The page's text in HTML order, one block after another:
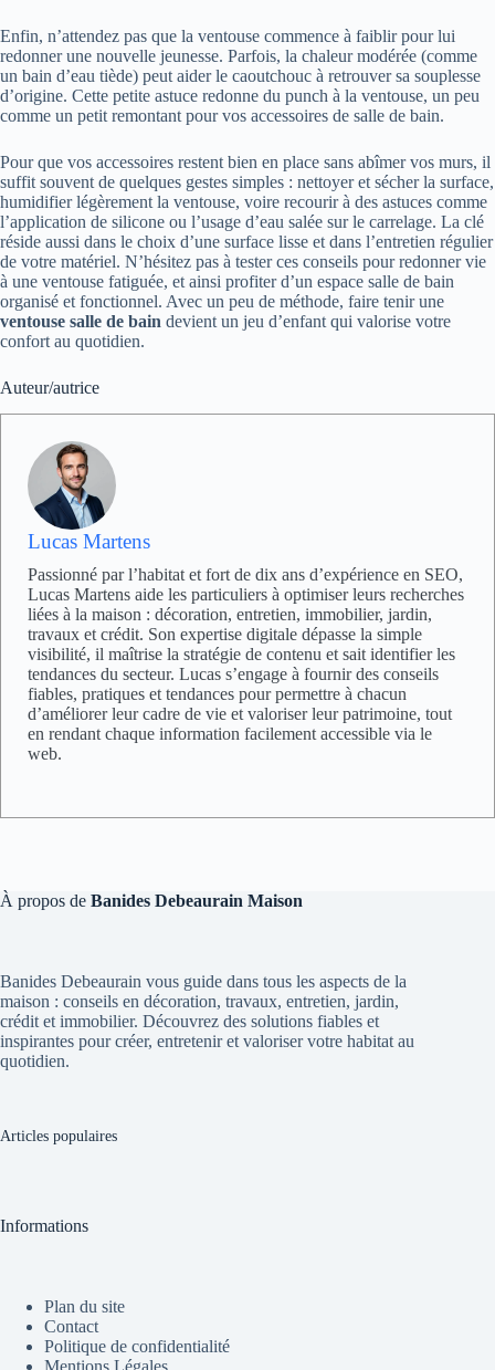
Enfin, n’attendez pas que la ventouse commence à faiblir pour lui
redonner une nouvelle jeunesse. Parfois, la chaleur modérée (comme
un bain d’eau tiède) peut aider le caoutchouc à retrouver sa souplesse
d’origine. Cette petite astuce redonne du punch à la ventouse, un peu
comme un petit remontant pour vos accessoires de salle de bain.
Pour que vos accessoires restent bien en place sans abîmer vos murs, il
suffit souvent de quelques gestes simples : nettoyer et sécher la surface,
humidifier légèrement la ventouse, voire recourir à des astuces comme
l’application de silicone ou l’usage d’eau salée sur le carrelage. La clé
réside aussi dans le choix d’une surface lisse et dans l’entretien régulier
de votre matériel. N’hésitez pas à tester ces conseils pour redonner vie
à une ventouse fatiguée, et ainsi profiter d’un espace salle de bain
organisé et fonctionnel. Avec un peu de méthode, faire tenir une
ventouse salle de bain devient un jeu d’enfant qui valorise votre
confort au quotidien.
Auteur/autrice
Lucas Martens
Passionné par l’habitat et fort de dix ans d’expérience en SEO,
Lucas Martens aide les particuliers à optimiser leurs recherches
liées à la maison : décoration, entretien, immobilier, jardin,
travaux et crédit. Son expertise digitale dépasse la simple
visibilité, il maîtrise la stratégie de contenu et sait identifier les
tendances du secteur. Lucas s’engage à fournir des conseils
fiables, pratiques et tendances pour permettre à chacun
d’améliorer leur cadre de vie et valoriser leur patrimoine, tout
en rendant chaque information facilement accessible via le
web.
À propos de Banides Debeaurain Maison
Banides Debeaurain vous guide dans tous les aspects de la
maison : conseils en décoration, travaux, entretien, jardin,
crédit et immobilier. Découvrez des solutions fiables et
inspirantes pour créer, entretenir et valoriser votre habitat au
quotidien.
Articles populaires
Informations
Plan du site
Contact
Politique de confidentialité